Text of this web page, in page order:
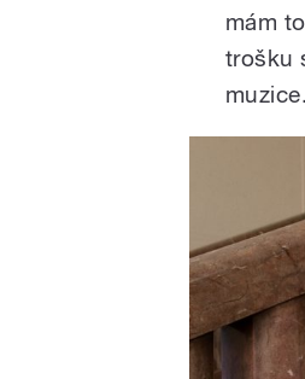
mám
trošku